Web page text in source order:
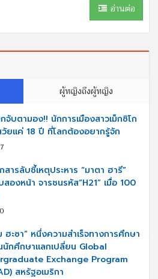
อ่านต่อ
ผู้หญิงถึงผู้หญิง
จับตามอง!! นักการเมืองสาวเม็กซิโก
วัยแค่ 18 ปี ที่โลกต้องอยากรู้จัก
สารลับชี้เหตุประหาร “มาตา ฮารี”
สองหน้า จารชนรหัส“H21” เมื่อ 100
ฮะซา” หนึ่งความสำเร็จทางการศึกษา
นักศึกษาแลกเปลี่ยน Global
Exchange Program
สหรัฐอเมริกา